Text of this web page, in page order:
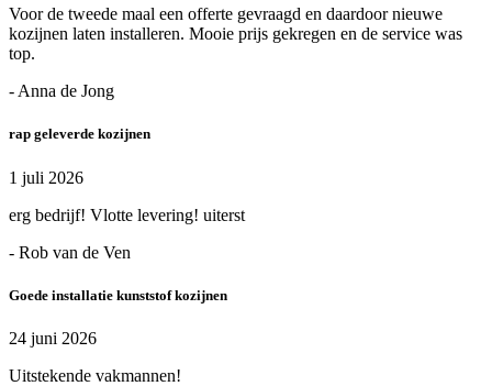
Voor de tweede maal een offerte gevraagd en daardoor nieuwe
kozijnen laten installeren. Mooie prijs gekregen en de service was
top.
- Anna de Jong
rap geleverde kozijnen
1 juli 2026
erg bedrijf! Vlotte levering! uiterst
- Rob van de Ven
Goede installatie kunststof kozijnen
24 juni 2026
Uitstekende vakmannen!